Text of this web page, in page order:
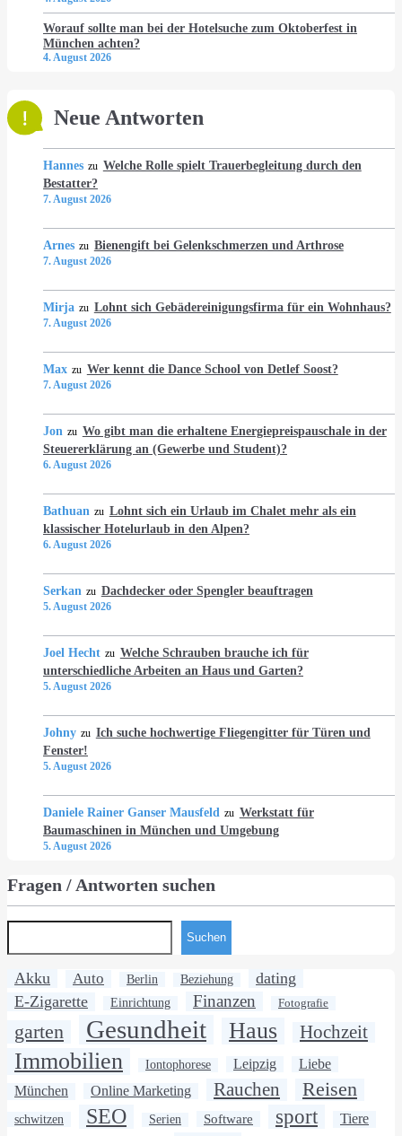
Worauf sollte man bei der Hotelsuche zum Oktoberfest in
München achten?
4. August 2026
Neue Antworten
Hannes zu Welche Rolle spielt Trauerbegleitung durch den
Bestatter?
7. August 2026
Arnes zu Bienengift bei Gelenkschmerzen und Arthrose
7. August 2026
Mirja zu Lohnt sich Gebädereinigungsfirma für ein Wohnhaus?
7. August 2026
Max zu Wer kennt die Dance School von Detlef Soost?
7. August 2026
Jon zu Wo gibt man die erhaltene Energiepreispauschale in der
Steuererklärung an (Gewerbe und Student)?
6. August 2026
Bathuan zu Lohnt sich ein Urlaub im Chalet mehr als ein
klassischer Hotelurlaub in den Alpen?
6. August 2026
Serkan zu Dachdecker oder Spengler beauftragen
5. August 2026
Joel Hecht zu Welche Schrauben brauche ich für
unterschiedliche Arbeiten an Haus und Garten?
5. August 2026
Johny zu Ich suche hochwertige Fliegengitter für Türen und
Fenster!
5. August 2026
Daniele Rainer Ganser Mausfeld zu Werkstatt für
Baumaschinen in München und Umgebung
5. August 2026
Fragen / Antworten suchen
Suchen
Akku Auto Berlin Beziehung
dating
E-Zigarette
Einrichtung Finanzen Fotografie
garten Gesundheit Haus Hochzeit
Immobilien Iontophorese Leipzig Liebe
München Online Marketing Rauchen Reisen
schwitzen SEO Serien Software sport Tiere